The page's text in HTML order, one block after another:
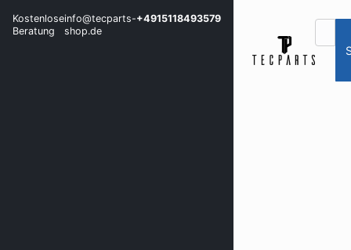
Kostenlose
Beratung
info@tecparts-
shop.de
+4915118493579